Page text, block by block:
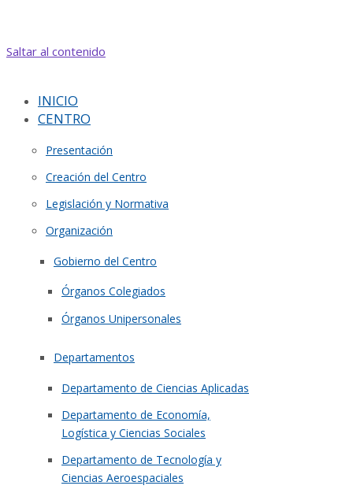
Saltar al contenido
INICIO
CENTRO
Presentación
Creación del Centro
Legislación y Normativa
Organización
Gobierno del Centro
Órganos Colegiados
Órganos Unipersonales
Departamentos
Departamento de Ciencias Aplicadas
Departamento de Economía,
Logística y Ciencias Sociales
Departamento de Tecnología y
Ciencias Aeroespaciales